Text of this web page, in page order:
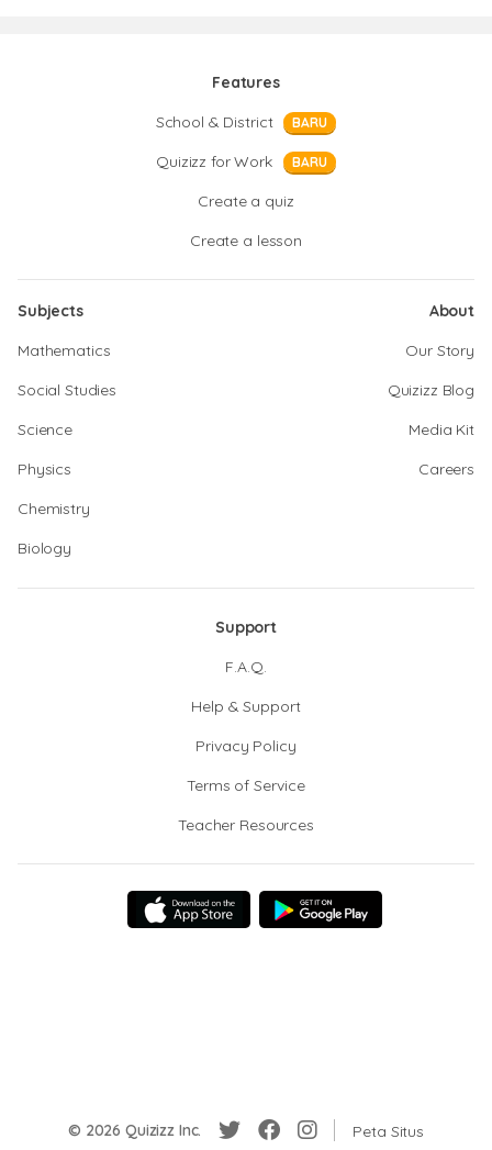
Features
School & District
BARU
Quizizz for Work BARU
Create a quiz
Create a lesson
Subjects
Mathematics
Social Studies
Science
Physics
Chemistry
Biology
About
Our Story
Quizizz Blog
Media Kit
Careers
Support
F.A.Q.
Help & Support
Privacy Policy
Terms of Service
Teacher Resources
© 2026 Quizizz Inc. Peta Situs